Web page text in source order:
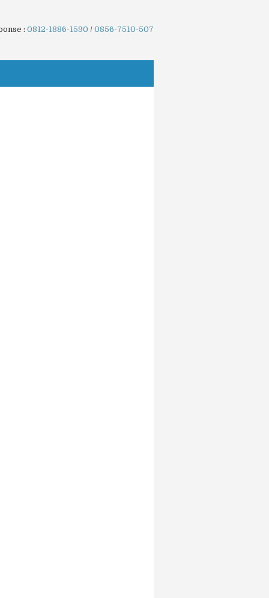
: 0812-1886-1590 / 0856-7510-507